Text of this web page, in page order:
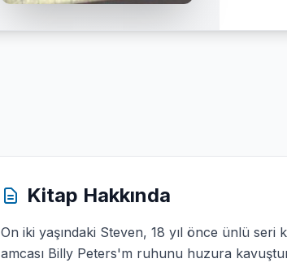
Kitap Hakkında
On iki yaşındaki Steven, 18 yıl önce ünlü seri
amcası Billy Peters'm ruhunu huzura